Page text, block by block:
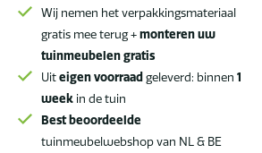
54
cm
aantal
Wij nemen het verpakkingsmateriaal
gratis mee terug +monteren uw
tuinmeubelen gratis
Uiteigen voorraad geleverd: binnen 1
week in de tuin
Best beoordeelde
tuinmeubelwebshop van NL & BE